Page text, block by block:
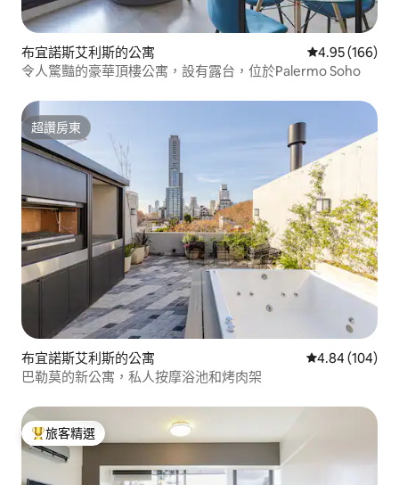
布宜諾斯艾利斯的公寓 從 166 則評價
4.95 (166)
令人驚豔的豪華頂樓公寓，設有露台，位於Palermo Soho
超讚房東
超讚房東
布宜諾斯艾利斯的公寓 從 104 則評價
4.84 (104)
巴勒莫的新公寓，私人按摩浴池和烤肉架
旅客精選榜首
旅客精選